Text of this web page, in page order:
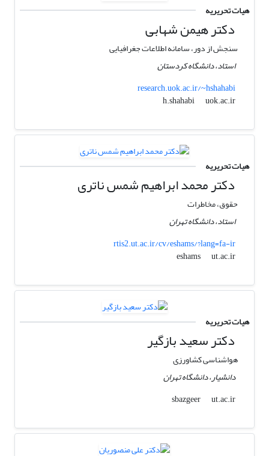
هیات تحریریه
دکتر هیمن شهابی
سنجش از دور، سامانه اطلاعات جغرافیایی
استاد، دانشگاه کردستان
research.uok.ac.ir/~hshahabi
h.shahabi
uok.ac.ir
هیات تحریریه
دکتر محمد ابراهیم شمس ناتری
حقوق، مخاطرات
استاد، دانشگاه تهران
rtis2.ut.ac.ir/cv/eshams/?lang=fa-ir
eshams
ut.ac.ir
هیات تحریریه
دکتر سعید بازگیر
هواشناسی کشاورزی
دانشیار، دانشگاه تهران
sbazgeer
ut.ac.ir